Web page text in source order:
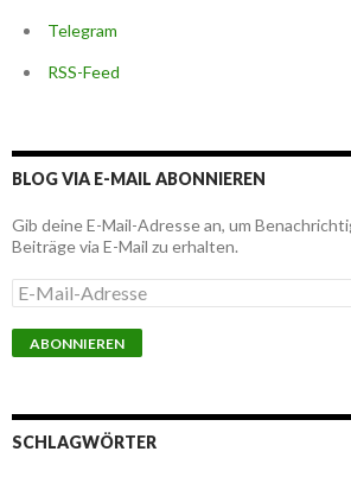
Telegram
RSS-Feed
BLOG VIA E-MAIL ABONNIEREN
Gib deine E-Mail-Adresse an, um
Beiträge via E-Mail zu erhalten.
E
-
M
a
-
A
SCHLAGWÖRTER